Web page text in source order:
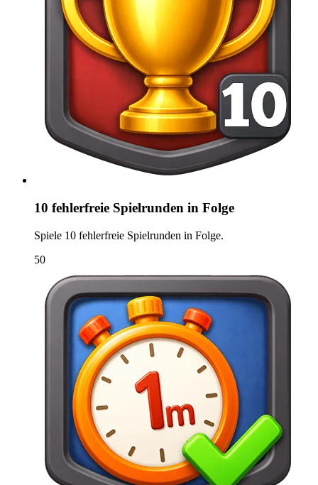
10 fehlerfreie Spielrunden in Folge
Spiele 10 fehlerfreie Spielrunden in Folge.
50